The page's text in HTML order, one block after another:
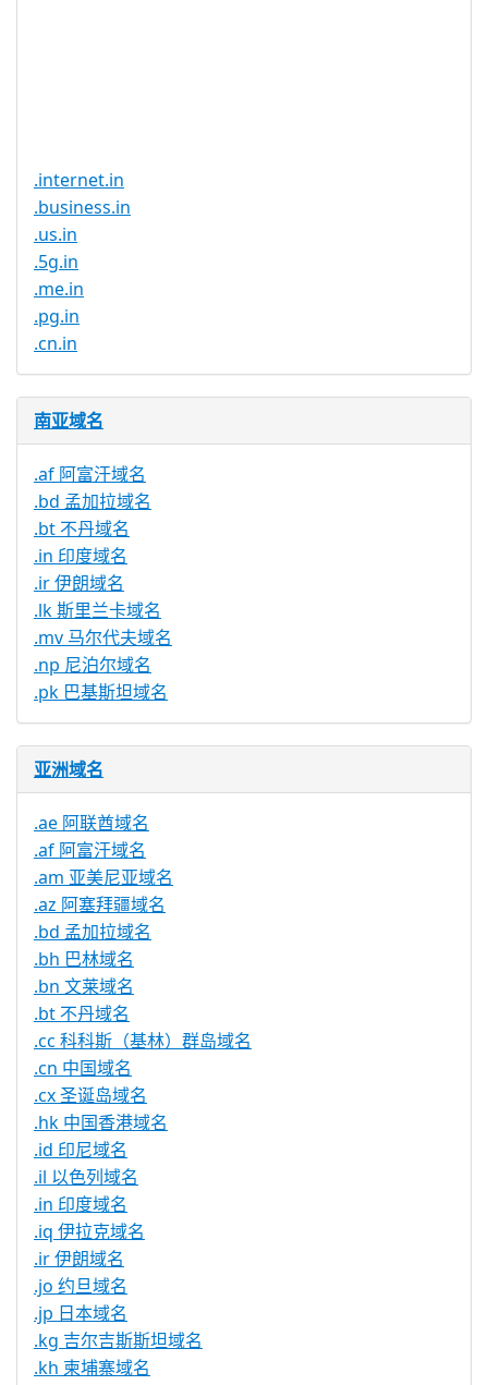
.internet.in
.business.in
.us.in
.5g.in
.me.in
.pg.in
.cn.in
南亚域名
.af 阿富汗域名
.bd 孟加拉域名
.bt 不丹域名
.in 印度域名
.ir 伊朗域名
.lk 斯里兰卡域名
.mv 马尔代夫域名
.np 尼泊尔域名
.pk 巴基斯坦域名
亚洲域名
.ae 阿联酋域名
.af 阿富汗域名
.am 亚美尼亚域名
.az 阿塞拜疆域名
.bd 孟加拉域名
.bh 巴林域名
.bn 文莱域名
.bt 不丹域名
.cc 科科斯（基林）群岛域名
.cn 中国域名
.cx 圣诞岛域名
.hk 中国香港域名
.id 印尼域名
.il 以色列域名
.in 印度域名
.iq 伊拉克域名
.ir 伊朗域名
.jo 约旦域名
.jp 日本域名
.kg 吉尔吉斯斯坦域名
.kh 柬埔寨域名